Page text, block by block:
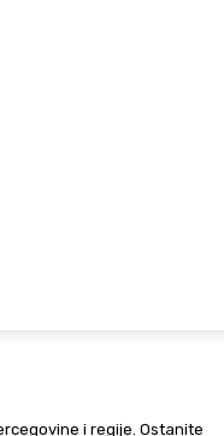
i regije. Ostanite